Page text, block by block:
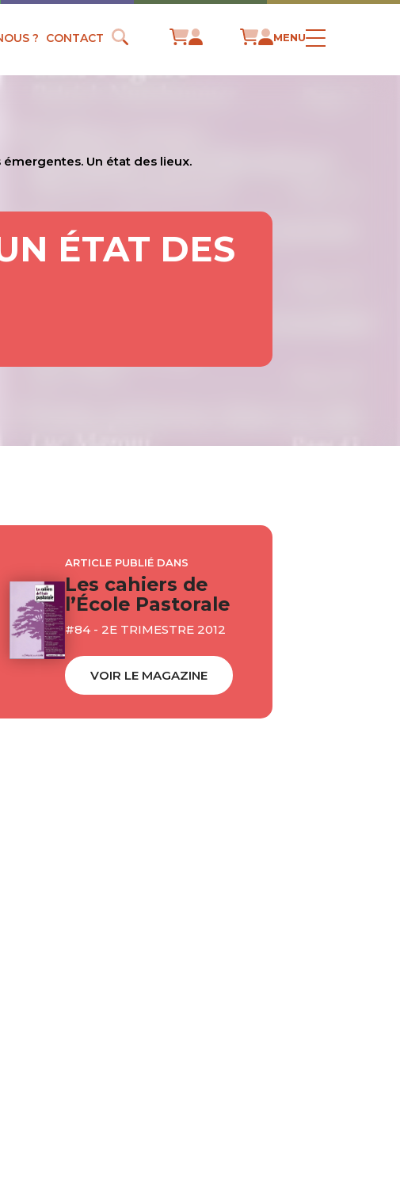
? CONTACT MENU
émergentes. Un état des lieux.
ÉTAT DES
ARTICLE PUBLIÉ DANS
Les cahiers de
l’École Pastorale
#84 - 2E TRIMESTRE 2012
VOIR LE MAGAZINE